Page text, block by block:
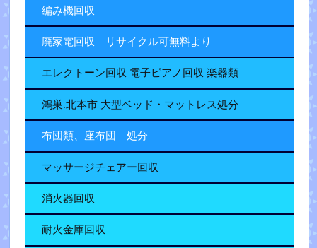
編み機回収
廃家電回収 リサイクル可無料より
エレクトーン回収 電子ピアノ回収 楽器類
鴻巣.北本市 大型ベッド・マットレス処分
布団類、座布団 処分
マッサージチェアー回収
消火器回収
耐火金庫回収